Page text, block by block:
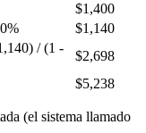
$1,400
$1,140
/ (1 -
$2,698
$5,238
(el sistema llamado